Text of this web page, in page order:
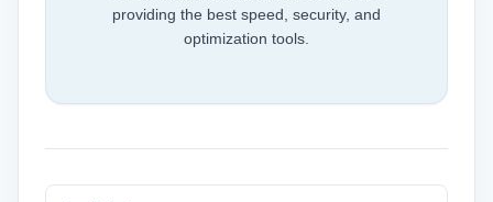
providing the best speed, security, and
optimization tools.